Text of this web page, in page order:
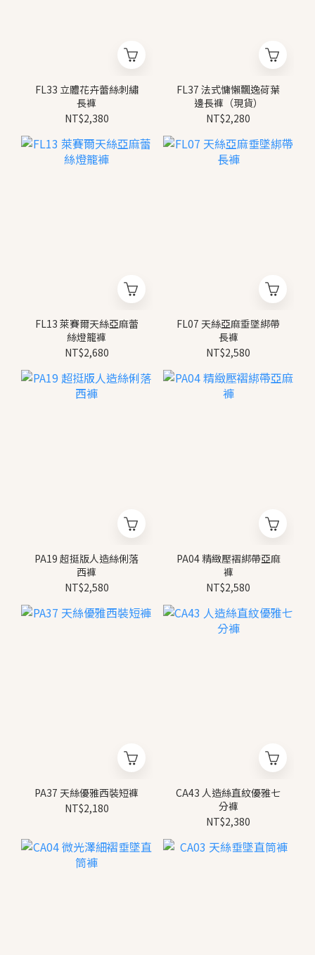
FL33 立體花卉蕾絲刺繡
長褲
NT$2,380
FL37 法式慵懶飄逸荷葉
邊長褲（現貨）
NT$2,280
FL13 萊賽爾天絲亞麻蕾
絲燈籠褲
NT$2,680
FL07 天絲亞麻垂墜綁帶
長褲
NT$2,580
PA19 超挺版人造絲俐落
西褲
NT$2,580
PA04 精緻壓褶綁帶亞麻
褲
NT$2,580
PA37 天絲優雅西裝短褲
NT$2,180
CA43 人造絲直紋優雅七
分褲
NT$2,380